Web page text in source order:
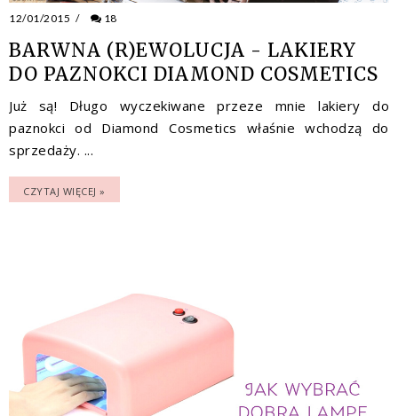
12/01/2015 / 18
BARWNA (R)EWOLUCJA - LAKIERY
DO PAZNOKCI DIAMOND COSMETICS
Już są! Długo wyczekiwane przeze mnie lakiery do
paznokci od Diamond Cosmetics właśnie wchodzą do
sprzedaży. ...
CZYTAJ WIĘCEJ »